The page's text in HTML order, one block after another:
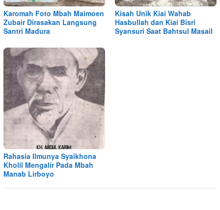
Karomah Foto Mbah Maimoen
Zubair Dirasakan Langsung
Santri Madura
Kisah Unik Kiai Wahab
Hasbullah dan Kiai Bisri
Syansuri Saat Bahtsul Masail
Rahasia Ilmunya Syaikhona
Kholil Mengalir Pada Mbah
Manab Lirboyo